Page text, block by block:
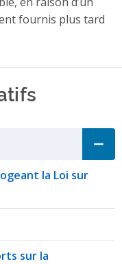
fournis plus tard
Expand
la Loi sur
sur la